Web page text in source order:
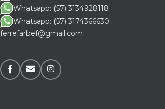
Whatsapp: (57) 3134928118
Whatsapp: (57) 3174366630
ferrefarbef@gmail.com